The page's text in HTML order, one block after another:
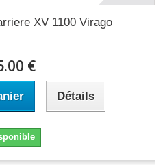
XV 1100 Virago
€
Détails